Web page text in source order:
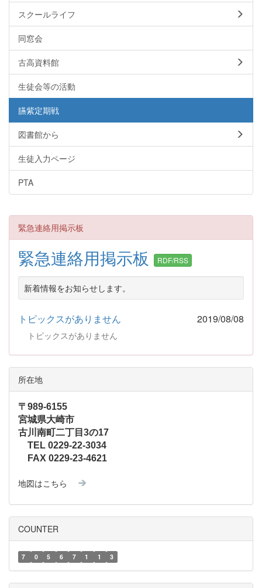
スクールライフ
同窓会
古高資料館
生徒会等の活動
臙紫定期戦
図書館から
生徒入力ページ
PTA
緊急連絡用掲示板
緊急連絡用掲示板 RDF/RSS
新着情報をお知らせします。
トピックスがありません 2019/08/08
トピックスがありません
所在地
〒989-6155
宮城県大崎市
古川南町二丁目3の17
TEL 0229-22-3034
FAX 0229-23-4621
地図はこちら
COUNTER
7 0 5 6 7 1 1 3